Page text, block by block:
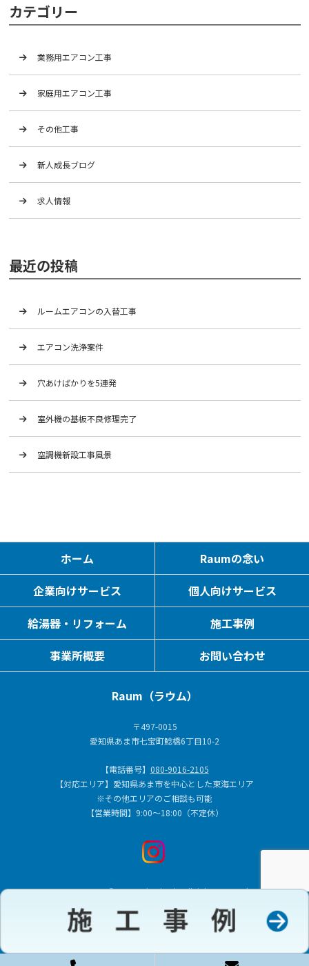
カテゴリー
業務用エアコン工事
家庭用エアコン工事
その他工事
新人成長ブログ
求人情報
最近の投稿
ルームエアコンの入替工事
エアコン洗浄案件
穴あけばかりを5連発
室外機の基板不良修理完了
空調機新設工事風景
ホーム
Raumの念い
企業向けサービス
個人向けサービス
給湯器・リフォーム
施工事例
事業所概要
お問い合わせ
Raum（ラウム）
〒497-0015
愛知県あま市七宝町鯰橋6丁目10-2
【電話番号】 080-9016-2105
【対応エリア】愛知県あま市を中心とした東海エリア
※その他エリアのご相談も可能
【営業時間】9:00～18:00（不定休）
COPYRIGHT © Raum（ラウム） All rights reserved.